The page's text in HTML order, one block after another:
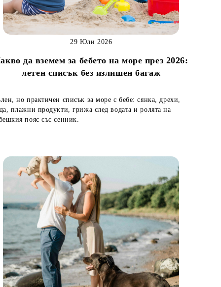
да вземем за бебето на море през 2026:
летен списък без излишен багаж
29 Юли 2026
но практичен списък за море с бебе: сянка, дрехи,
плажни продукти, грижа след водата и ролята на
пояс със сенник.